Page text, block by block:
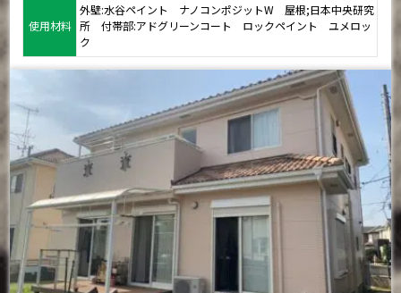
使用材料
外壁:水谷ペイント ナノコンポジットW 屋根;日本中央研究
所 付帯部:アドグリーンコート ロックペイント ユメロッ
ク